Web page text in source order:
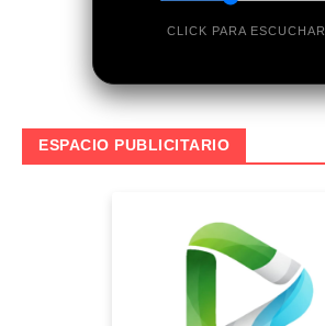
CLICK PARA ESCUCHAR
ESPACIO PUBLICITARIO